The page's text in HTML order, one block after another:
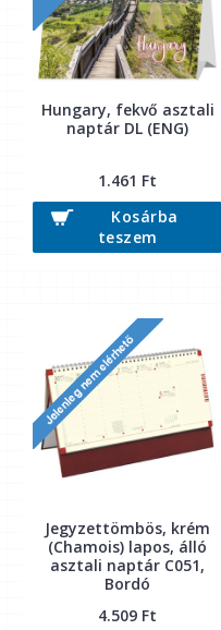
Hungary, fekvő asztali
naptár DL (ENG)
1.461 Ft
Kosárba
teszem
Jegyzettömbös, krém
(Chamois) lapos, álló
asztali naptár C051,
Bordó
4.509 Ft